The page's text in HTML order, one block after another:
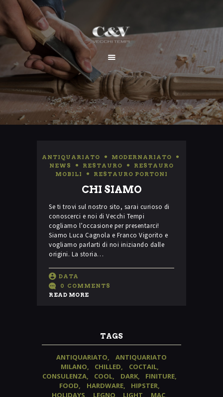
HOME
CHI SIAMO
SERVIZI
I NOSTRI LAVORI
CONTATTI
ANTIQUARIATO MODERNARIATO
NEWS
RESTAURO
RESTAURO
MOBILI
RESTAURO PORTONI
CHI SIAMO
Se ti trovi sul nostro sito, sarai curioso di
conoscerci e noi di Vecchi Tempi
cogliamo l’occasione per presentarci!
Siamo Luca Cagnola e Franco Vigorito e
vogliamo parlarti di noi iniziando dalle
origini. La storia…
DATA
0 COMMENTS
READ MORE
TAGS
ANTIQUARIATO
ANTIQUARIATO
MILANO
CHILLED
COCTAIL
CONSULENZA
COOL DARK
FINITURE
FOOD
HARDWARE
HIPSTER
HOLIDAYS
LEGNO LIGHT
MAC